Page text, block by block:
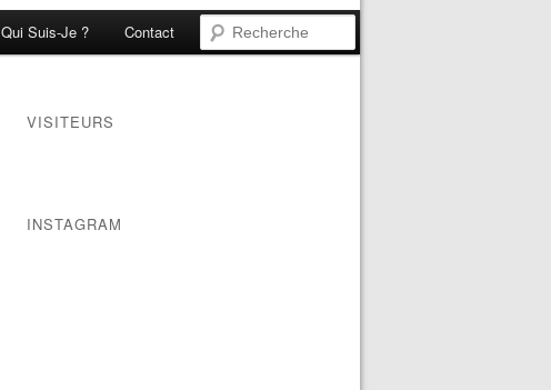
Qui Suis-Je ? Contact
VISITEURS
INSTAGRAM